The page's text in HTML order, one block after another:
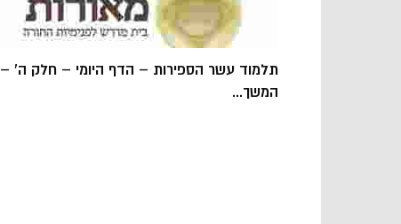
תלמוד עשר הספירות – הדף היומי – חלק ה' –
המשך...